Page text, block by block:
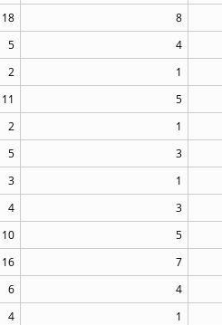
18 8
5 4
2 1
11 5
2 1
5 3
3 1
4 3
10 5
16 7
6 4
4 1